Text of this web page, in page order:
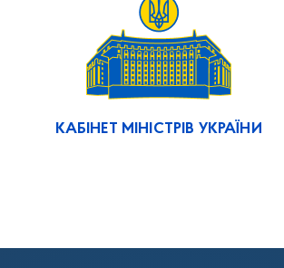
КАБІНЕТ МІНІСТРІВ УКРАЇНИ